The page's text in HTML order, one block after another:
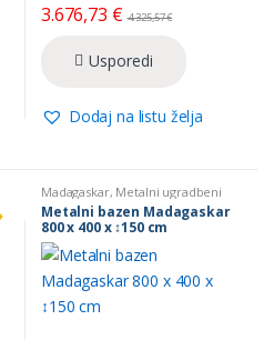
3.676,73 € 4.325,57€
Usporedi
Dodaj na listu želja
Madagaskar, Metalni ugradbeni
bazeni
Metalni bazen Madagaskar
800 x 400 x ↕150 cm